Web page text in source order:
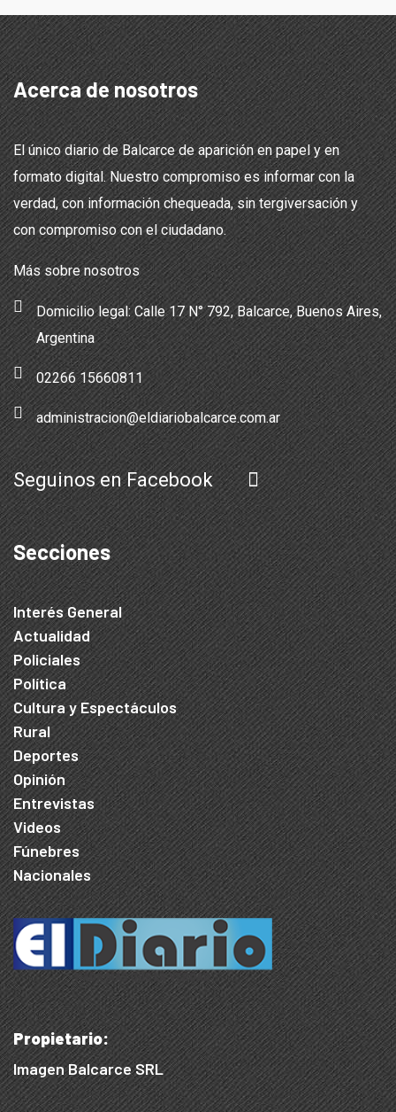
Acerca de nosotros
El único diario de Balcarce de aparición en papel y en
formato digital. Nuestro compromiso es informar con la
verdad, con información chequeada, sin tergiversación y
con compromiso con el ciudadano.
Más sobre nosotros
Domicilio legal: Calle 17 N° 792, Balcarce, Buenos Aires,
Argentina
02266 15660811
administracion@eldiariobalcarce.com.ar
Seguinos en Facebook
Secciones
Interés General
Actualidad
Policiales
Política
Cultura y Espectáculos
Rural
Deportes
Opinión
Entrevistas
Videos
Fúnebres
Nacionales
Propietario:
Imagen Balcarce SRL